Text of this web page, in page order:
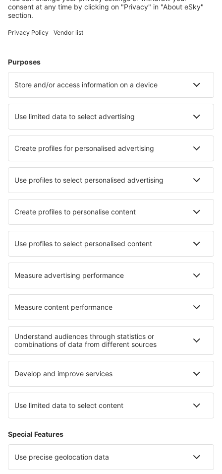
Unterkünfte in USA - Beliebte Städte
Unterkunft in Myrtle Beach Unterkunft in Corolla
Unterkunft in Oakland Unterkunft in Bethany Beach
Die besten Unterkünfte - Städte
Unterkunft in Reisbach Unterkunft in Dunajský Klátov
Unterkunft in Stare Pole Unterkunft in Colle Isarco
Unterkunft in Glücksburg Unterkunft Buriti
Unterkunft in Finger Lakes Unterkunft auf Hawaii
Unterkunft im Olympic-Nationalpark
Unterkunft auf Osterinsel Unterkunft in Paros
Unterkunft in Principality of Asturias Unterkunft in Risaralda
Unterkunft auf der Svalbard Archipelago